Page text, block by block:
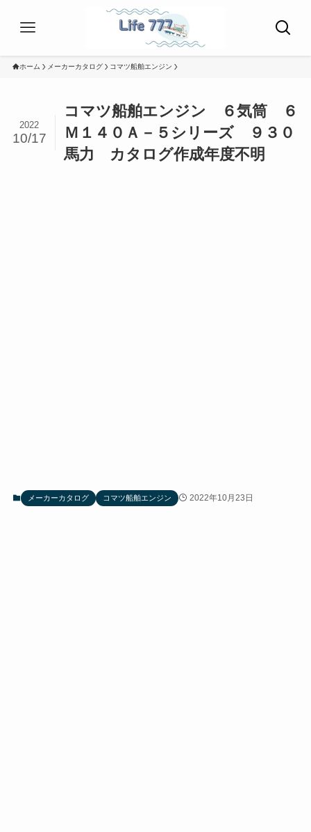
ホーム メーカーカタログ コマツ船舶エンジン
コマツ船舶エンジン ６気筒 ６
Ｍ１４０Ａ－５シリーズ ９３０
馬力 カタログ作成年度不明
2022
10/17
メーカーカタログ コマツ船舶エンジン 2022年10月23日